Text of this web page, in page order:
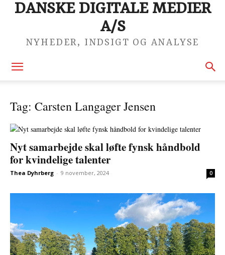
DANSKE DIGITALE MEDIER
A/S
NYHEDER, INDSIGT OG ANALYSE
Tag: Carsten Langager Jensen
Nyt samarbejde skal løfte fynsk håndbold
for kvindelige talenter
Thea Dyhrberg - 9 november, 2024 0